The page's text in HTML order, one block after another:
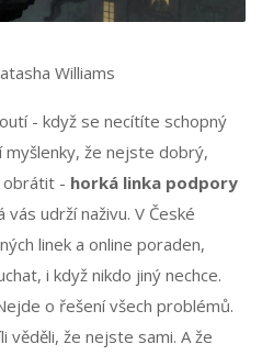
Williams
- když se necítíte schopný
že nejste dobrý,
obrátit - horká linka podpory
udrží naživu. V České
linek a online poraden,
i když nikdo jiný nechce.
o řešení všech problémů.
že nejste sami. A že